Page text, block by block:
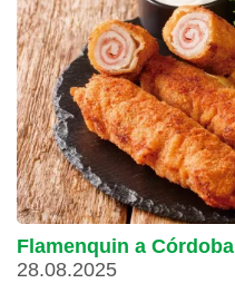
Flamenquin a Córdoba
28.08.2025